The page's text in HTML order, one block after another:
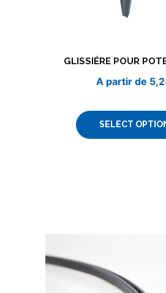
GLISSIÉRE POUR
A partir de
SELECT